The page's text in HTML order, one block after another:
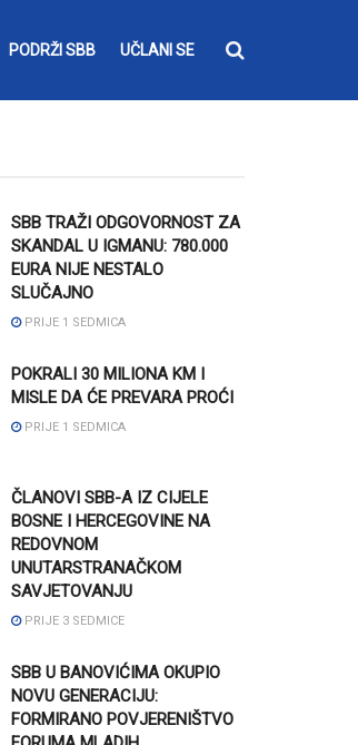
PODRŽI SBB UČLANI SE
SBB TRAŽI ODGOVORNOST ZA
SKANDAL U IGMANU: 780.000
EURA NIJE NESTALO
SLUČAJNO
PRIJE 1 SEDMICA
POKRALI 30 MILIONA KM I
MISLE DA ĆE PREVARA PROĆI
PRIJE 1 SEDMICA
ČLANOVI SBB-A IZ CIJELE
BOSNE I HERCEGOVINE NA
REDOVNOM
UNUTARSTRANAČKOM
SAVJETOVANJU
PRIJE 3 SEDMICE
SBB U BANOVIĆIMA OKUPIO
NOVU GENERACIJU:
FORMIRANO POVJERENIŠTVO